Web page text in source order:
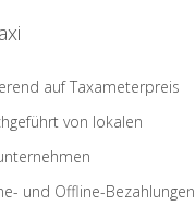
auf Taxameterpreis
von lokalen
und Offline-Bezahlungen